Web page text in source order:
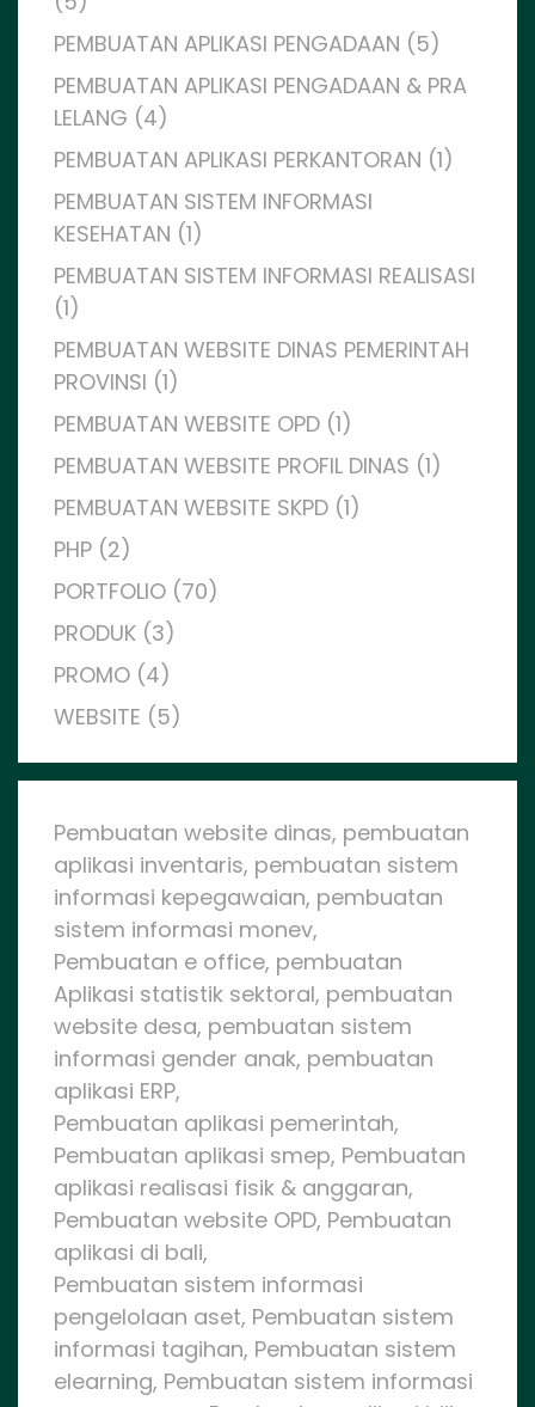
PEMBUATAN APLIKASI PENGADAAN (5)
PEMBUATAN APLIKASI PENGADAAN & PRA
LELANG (4)
PEMBUATAN APLIKASI PERKANTORAN (1)
PEMBUATAN SISTEM INFORMASI
KESEHATAN (1)
PEMBUATAN SISTEM INFORMASI REALISASI
(1)
PEMBUATAN WEBSITE DINAS PEMERINTAH
PROVINSI (1)
PEMBUATAN WEBSITE OPD (1)
PEMBUATAN WEBSITE PROFIL DINAS (1)
PEMBUATAN WEBSITE SKPD (1)
PHP (2)
PORTFOLIO (70)
PRODUK (3)
PROMO (4)
WEBSITE (5)
Pembuatan website dinas, pembuatan
aplikasi inventaris, pembuatan sistem
informasi kepegawaian, pembuatan
sistem informasi monev,
Pembuatan e office, pembuatan
Aplikasi statistik sektoral, pembuatan
website desa, pembuatan sistem
informasi gender anak, pembuatan
aplikasi ERP,
Pembuatan aplikasi pemerintah,
Pembuatan aplikasi smep, Pembuatan
aplikasi realisasi fisik & anggaran,
Pembuatan website OPD, Pembuatan
aplikasi di bali,
Pembuatan sistem informasi
pengelolaan aset, Pembuatan sistem
informasi tagihan, Pembuatan sistem
elearning, Pembuatan sistem informasi